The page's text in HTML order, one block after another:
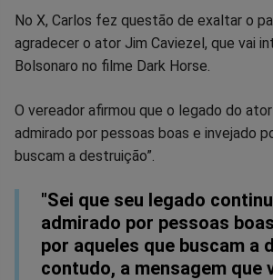
No X, Carlos fez questão de exaltar o
agradecer o ator Jim Caviezel, que vai
Bolsonaro no filme Dark Horse.
O vereador afirmou que o legado do
admirado por pessoas boas e invejado
buscam a destruição”.
"Sei que seu legado
admirado por pessoas
por aqueles que buscam a
contudo, a mensagem que